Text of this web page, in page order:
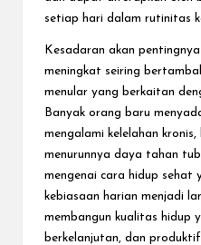
setiap hari dalam rutinitas
Kesadaran akan pentingnya
meningkat seiring
menular yang berkaitan
Banyak orang baru
mengalami kelelahan
menurunnya daya tahan
mengenai cara hidup sehat
kebiasaan harian menjadi
membangun kualitas hidup
berkelanjutan, dan